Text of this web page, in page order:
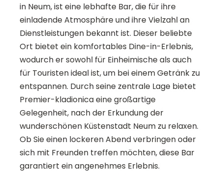
in Neum, ist eine lebhafte Bar, die für ihre
einladende Atmosphäre und ihre Vielzahl an
Dienstleistungen bekannt ist. Dieser beliebte
Ort bietet ein komfortables Dine-in-Erlebnis,
wodurch er sowohl für Einheimische als auch
für Touristen ideal ist, um bei einem Getränk zu
entspannen. Durch seine zentrale Lage bietet
Premier-kladionica eine großartige
Gelegenheit, nach der Erkundung der
wunderschönen Küstenstadt Neum zu relaxen.
Ob Sie einen lockeren Abend verbringen oder
sich mit Freunden treffen möchten, diese Bar
garantiert ein angenehmes Erlebnis.